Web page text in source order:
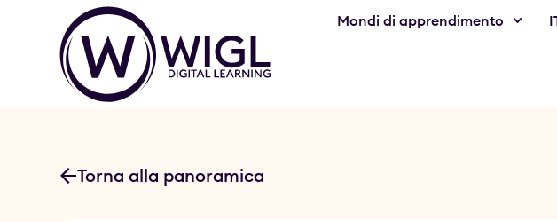
Mondi di apprendimento
Torna alla panoramica